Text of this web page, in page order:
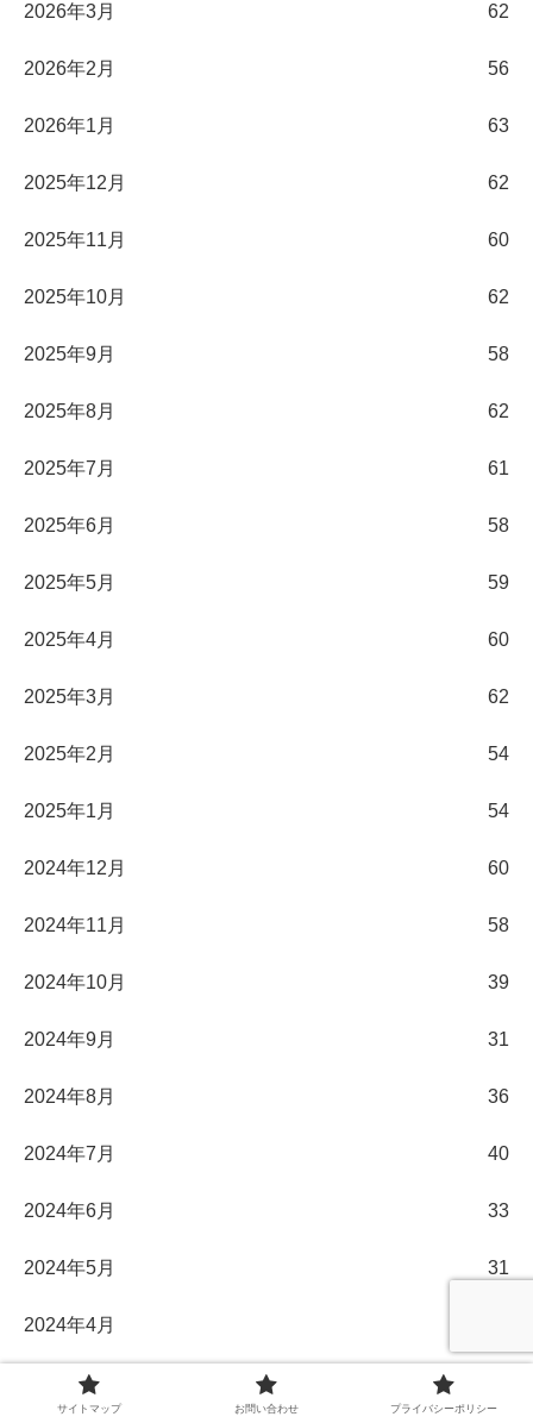
2026年3月 62
2026年2月 56
2026年1月 63
2025年12月 62
2025年11月 60
2025年10月 62
2025年9月 58
2025年8月 62
2025年7月 61
2025年6月 58
2025年5月 59
2025年4月 60
2025年3月 62
2025年2月 54
2025年1月 54
2024年12月 60
2024年11月 58
2024年10月 39
2024年9月 31
2024年8月 36
2024年7月 40
2024年6月 33
2024年5月 31
2024年4月
2024年3月
サイトマップ お問い合わせ プライバシーポリシー